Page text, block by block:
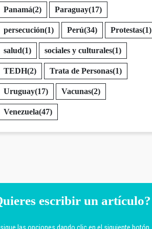
Panamá(2) Paraguay(17)
persecución(1) Perú(34) Protestas(1)
salud(1) sociales y culturales(1)
TEDH(2) Trata de Personas(1)
Uruguay(17) Vacunas(2)
Venezuela(47)
escribir un artículo?
las opciones dando clic en el siguiente botón.